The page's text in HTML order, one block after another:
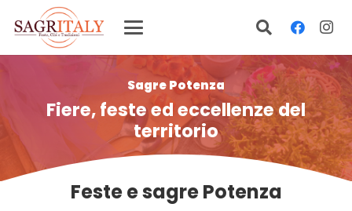
Sagre Potenza
Fiere, feste ed eccellenze del
territorio
Feste e sagre Potenza